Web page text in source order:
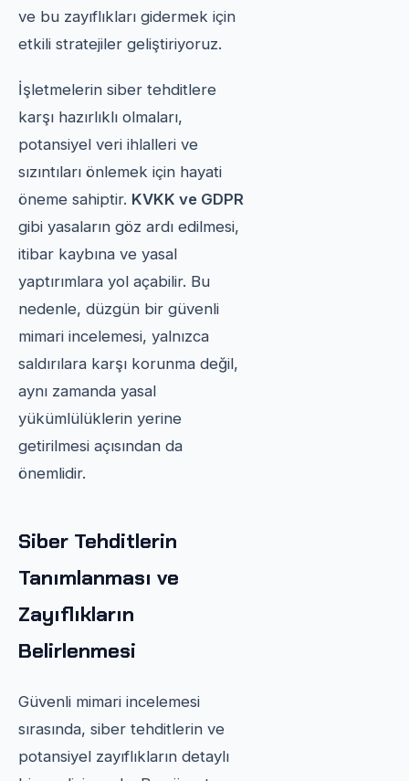
ve bu zayıflıkları gidermek için
etkili stratejiler geliştiriyoruz.
İşletmelerin siber tehditlere
karşı hazırlıklı olmaları,
potansiyel veri ihlalleri ve
sızıntıları önlemek için hayati
öneme sahiptir. KVKK ve GDPR
gibi yasaların göz ardı edilmesi,
itibar kaybına ve yasal
yaptırımlara yol açabilir. Bu
nedenle, düzgün bir güvenli
mimari incelemesi, yalnızca
saldırılara karşı korunma değil,
aynı zamanda yasal
yükümlülüklerin yerine
getirilmesi açısından da
önemlidir.
Siber Tehditlerin
Tanımlanması ve
Zayıflıkların
Belirlenmesi
Güvenli mimari incelemesi
sırasında, siber tehditlerin ve
potansiyel zayıflıkların detaylı